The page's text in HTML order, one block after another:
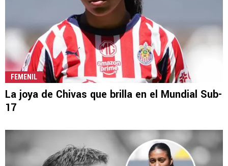
FEMENIL
La joya de Chivas que brilla en el Mundial Sub-
17